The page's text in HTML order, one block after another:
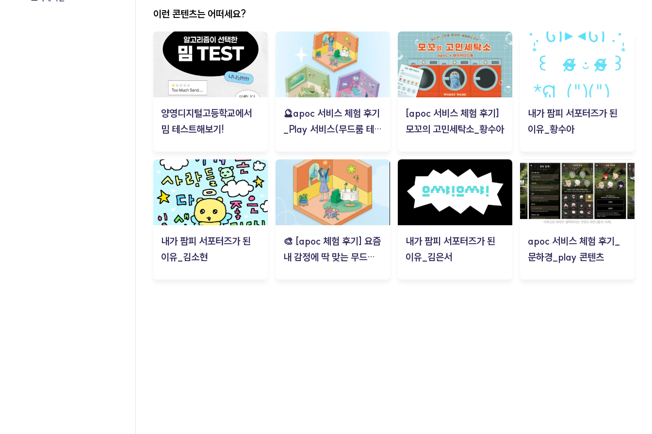
이런 콘텐츠는 어떠세요?
양영디지털고등학교에서
밈 테스트해보기!
🔮apoc 서비스 체험 후기
_Play 서비스(무드룸 테스
[apoc 서비스 체험 후기]
모꼬의 고민세탁소_황수아
내가 팜피 서포터즈가 된
이유_황수아
내가 팜피 서포터즈가 된
이유_김소현
🎨 [apoc 체험 후기] 요즘
내 감정에 딱 맞는 무드룸
내가 팜피 서포터즈가 된
이유_김은서
apoc 서비스 체험 후기_
문하경_play 콘텐츠